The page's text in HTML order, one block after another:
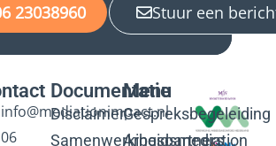
23038960 Stuur een
info@mediationimpact.nl
06
Documentatie
Disclaimer
Samenwerkingspartners
Menu
Gespreksbegeleiding
Arbeidsmediation